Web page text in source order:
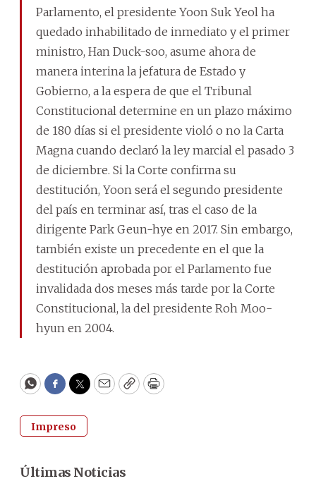
Parlamento, el presidente Yoon Suk Yeol ha
quedado inhabilitado de inmediato y el primer
ministro, Han Duck-soo, asume ahora de
manera interina la jefatura de Estado y
Gobierno, a la espera de que el Tribunal
Constitucional determine en un plazo máximo
de 180 días si el presidente violó o no la Carta
Magna cuando declaró la ley marcial el pasado 3
de diciembre. Si la Corte confirma su
destitución, Yoon será el segundo presidente
del país en terminar así, tras el caso de la
dirigente Park Geun-hye en 2017. Sin embargo,
también existe un precedente en el que la
destitución aprobada por el Parlamento fue
invalidada dos meses más tarde por la Corte
Constitucional, la del presidente Roh Moo-
hyun en 2004.
WhatsApp
Facebook
Twitter
EmailCopyPrint
Impreso
Últimas Noticias